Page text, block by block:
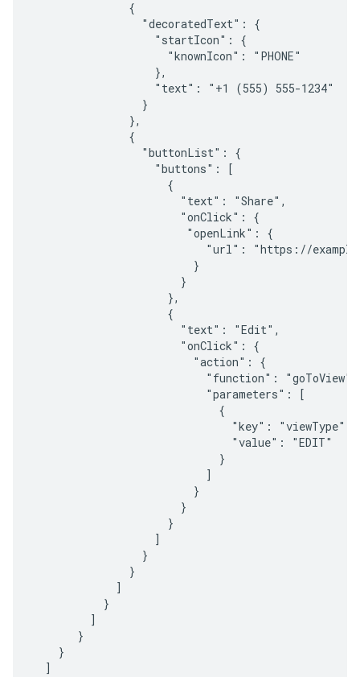
               {
                 "decoratedText": {
                   "startIcon": {
                     "knownIcon": "PHONE"
                   },
                   "text": "+1 (555) 555-1234"
                 }
               },
               {
                 "buttonList": {
                   "buttons": [
                     {
                       "text": "Share",
                       "onClick": {
                        "openLink": {
"url": "https://
                         }
                       }
                     },
                     {
                       "text": "Edit",
                       "onClick": {
                         "action": {
                           "function": "goToView",
                           "parameters": [
                             {
                               "key": "viewType",
                               "value": "EDIT"
                             }
                           ]
                         }
                       }
                     }
                   ]
                 }
               }
             ]
           }
         ]
       }
    }
  ]